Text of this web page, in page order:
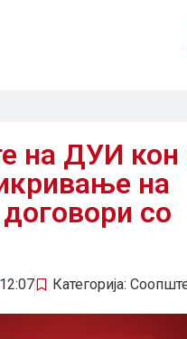
на ДУИ
на
со
12:07 Категорија: